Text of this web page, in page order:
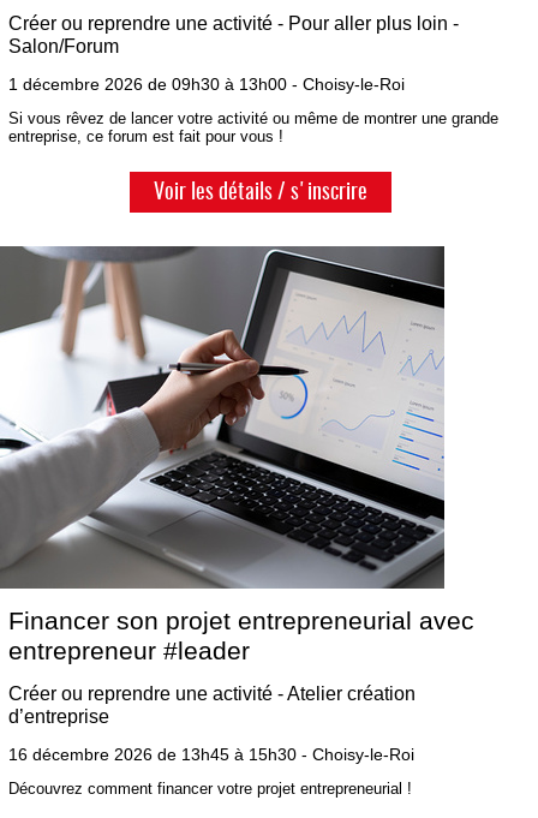
Créer ou reprendre une activité - Pour aller plus loin -
Salon/Forum
1 décembre 2026 de 09h30 à 13h00 - Choisy-le-Roi
Si vous rêvez de lancer votre activité ou même de montrer une grande
entreprise, ce forum est fait pour vous !
Voir les détails / s'inscrire
Financer son projet entrepreneurial avec
entrepreneur #leader
Créer ou reprendre une activité - Atelier création
d’entreprise
16 décembre 2026 de 13h45 à 15h30 - Choisy-le-Roi
Découvrez comment financer votre projet entrepreneurial !